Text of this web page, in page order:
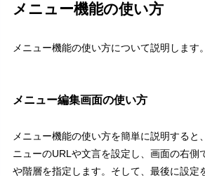
メニュー機能の使い方
メニュー機能の使い方について説明します。
メニュー編集画面の使い方
メニュー機能の使い方を簡単に説明すると
ニューのURLや文言を設定し、画面の右側
や階層を指定します。そして、最後に設定